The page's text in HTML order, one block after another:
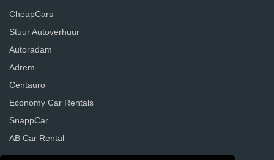
CheapCars
Stuur Autoverhuur
Autoradam
Adrem
Centauro
Economy Car Rentals
SnappCar
AB Car Rental